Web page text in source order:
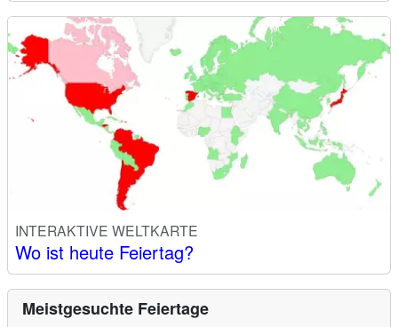
INTERAKTIVE WELTKARTE
Wo ist heute Feiertag?
Meistgesuchte Feiertage